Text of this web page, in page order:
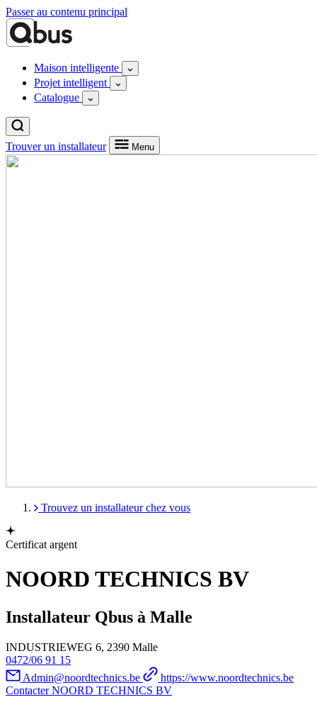
Passer au contenu principal
Maison intelligente
Projet intelligent
Catalogue
Trouver un installateur Menu
Trouvez un installateur chez vous
Certificat argent
NOORD TECHNICS BV
Installateur Qbus à Malle
INDUSTRIEWEG 6, 2390 Malle
0472/06 91 15
Admin@noordtechnics.be
https://www.noordtechnics.be
Contacter NOORD TECHNICS BV